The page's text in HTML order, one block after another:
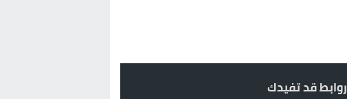
روابط قد تفيدك